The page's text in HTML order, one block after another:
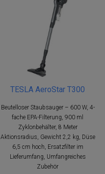
TESLA AeroStar T300
Beutelloser Staubsauger – 600 W, 4-
fache EPA-Filterung, 900 ml
Zyklonbehälter, 8 Meter
Aktionsradius, Gewicht 2,2 kg, Düse
6,5 cm hoch, Ersatzfilter im
Lieferumfang, Umfangreiches
Zubehör